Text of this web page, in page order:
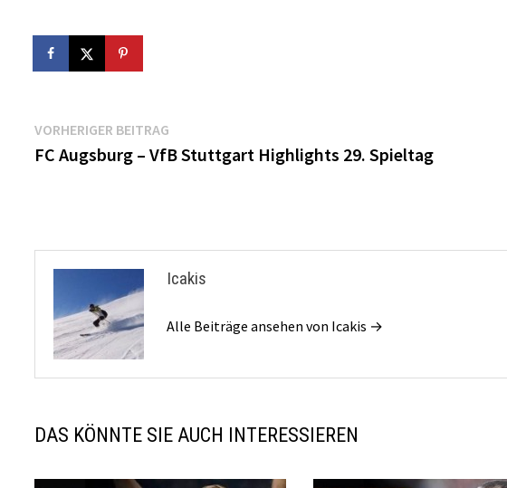
Beitragsnavigation
VORHERIGER BEITRAG
Beitrag:
FC Augsburg – VfB Stuttgart Highlights 29. Spieltag
Icakis
Alle Beiträge ansehen von Icakis →
DAS KÖNNTE SIE AUCH INTERESSIEREN